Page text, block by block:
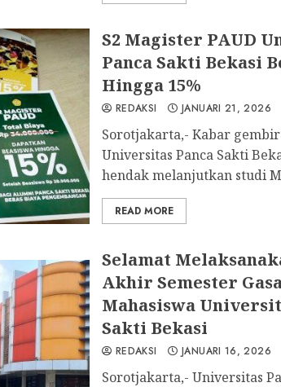
S2 Magister PAUD
Panca Sakti Bekasi
Hingga 15%
REDAKSI JANUARI 21, 2026
Sorotjakarta,- Kabar
Universitas Panca Sakti
hendak melanjutkan studi
READ MORE
Selamat
Akhir Semester
Mahasiswa
Sakti Bekasi
REDAKSI JANUARI 16, 2026
Sorotjakarta,- Universitas